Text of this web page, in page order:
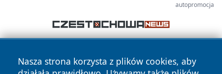
autopromocja
Nasza strona korzysta z plików cookies, aby